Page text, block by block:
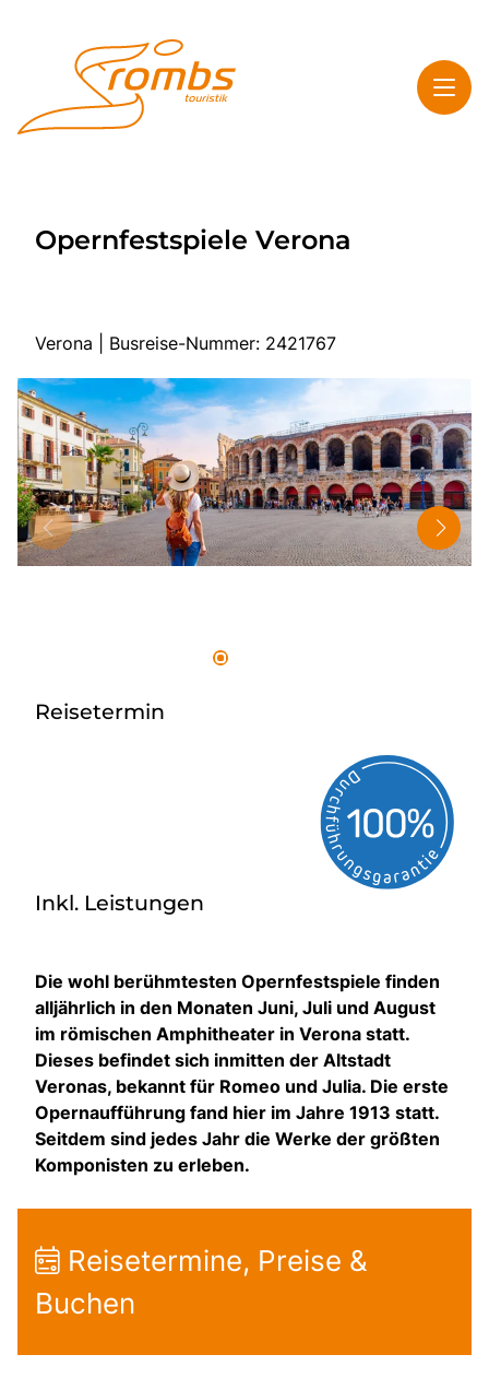
Highlights
Kontakt & Info
Start
Mehrtagesreisen
Tagesreisen
Bus anmieten
Rombs Touristik
Opernfestspiele Verona
Verona | Busreise-Nummer: 2421767
Reisetermin
Inkl. Leistungen
Die wohl berühmtesten Opernfestspiele finden
alljährlich in den Monaten Juni, Juli und August
im römischen Amphitheater in Verona statt.
Dieses befindet sich inmitten der Altstadt
Veronas, bekannt für Romeo und Julia. Die erste
Opernaufführung fand hier im Jahre 1913 statt.
Seitdem sind jedes Jahr die Werke der größten
Komponisten zu erleben.
Reisetermine, Preise &
Buchen